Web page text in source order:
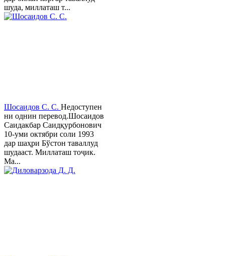
шуда, миллаташ т...
Шосаидов С. С. Недоступен
ни однин перевод.Шосаидов
Саидакбар Саидқурбонович
10-уми октябри соли 1993
дар шаҳри Бўстон таваллуд
шудааст. Миллаташ тоҷик.
Ма...